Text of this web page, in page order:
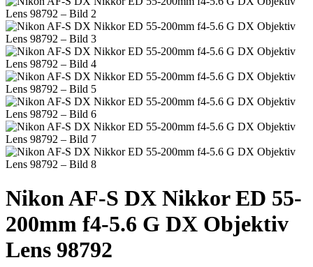
Nikon AF-S DX Nikkor ED 55-
200mm f4-5.6 G DX Objektiv
Lens 98792